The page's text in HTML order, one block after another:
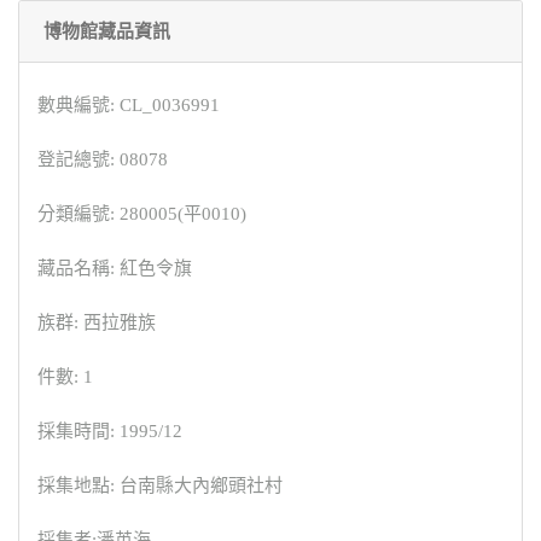
博物館藏品資訊
數典編號: CL_0036991
登記總號: 08078
分類編號: 280005(平0010)
藏品名稱: 紅色令旗
族群: 西拉雅族
件數: 1
採集時間: 1995/12
採集地點: 台南縣大內鄉頭社村